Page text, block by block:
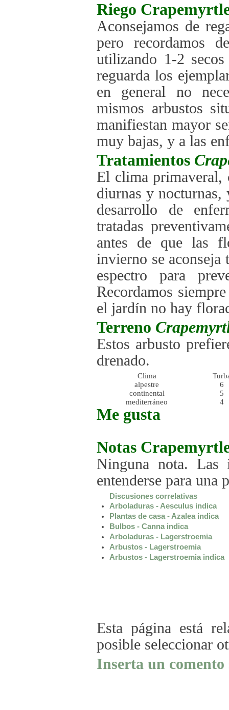
Riego
Aconsejamos de
pero recordamos
utilizando 1-2
reguarda los
en general no
mismos arbustos
manifiestan mayor
muy bajas, y a las
Tratamientos
El clima primaveral,
diurnas y
desarrollo de
tratadas
antes de que las
invierno se
espectro para
Recordamos
el jardín no hay
Terreno
Estos arbusto
drenado.
Clima
alpestre
6
continental
5
mediterráneo
4
Me gusta
Notas
Ninguna nota. Las
entenderse para una
Discusiones correlativas
Arboladuras - Aesculus indica
Plantas de casa - Azalea indica
Bulbos - Canna indica
Arboladuras - Lagerstroemia
Arbustos - Lagerstroemia
Arbustos - Lagerstroemia indica
Esta página está
posible seleccionar
Inserta un comento